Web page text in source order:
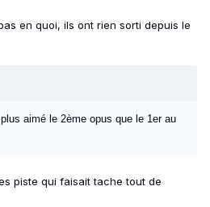
en quoi, ils ont rien sorti depuis le
aimé le 2ème opus que le 1er au
piste qui faisait tache tout de